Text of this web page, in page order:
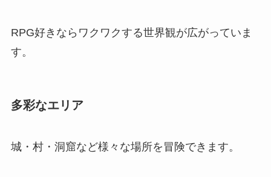
RPG好きならワクワクする世界観が広がっていま
す。
多彩なエリア
城・村・洞窟など様々な場所を冒険できます。